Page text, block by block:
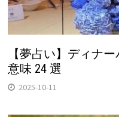
【夢占い】ディナ
意味 24 選
2025-10-11